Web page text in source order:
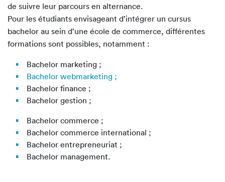
de suivre leur parcours en alternance.
Pour les étudiants envisageant d’intégrer un cursus
bachelor au sein d’une école de commerce, différentes
formations sont possibles, notamment :
Bachelor marketing ;
Bachelor webmarketing ;
Bachelor finance ;
Bachelor gestion ;
Bachelor commerce ;
Bachelor commerce international ;
Bachelor entrepreneuriat ;
Bachelor management.